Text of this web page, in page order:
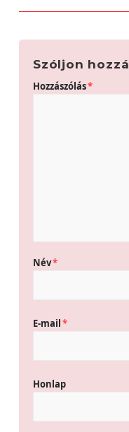
Szóljon hozzá
Hozzászólás*
Név*
E-mail*
Honlap